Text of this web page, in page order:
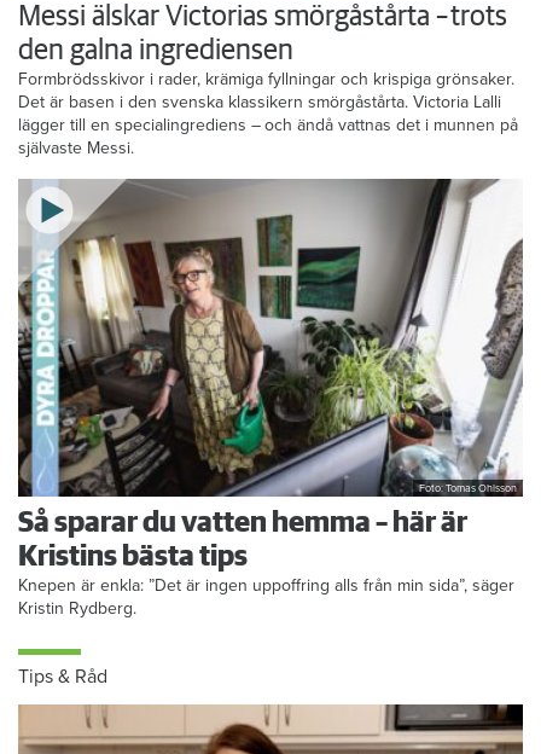
Messi älskar Victorias smörgåstårta – trots
den galna ingrediensen
Formbrödsskivor i rader, krämiga fyllningar och krispiga grönsaker.
Det är basen i den svenska klassikern smörgåstårta. Victoria Lalli
lägger till en specialingrediens – och ändå vattnas det i munnen på
självaste Messi.
Foto: Tomas Ohlsson
Så sparar du vatten hemma – här är
Kristins bästa tips
Knepen är enkla: ”Det är ingen uppoffring alls från min sida”, säger
Kristin Rydberg.
Tips & Råd